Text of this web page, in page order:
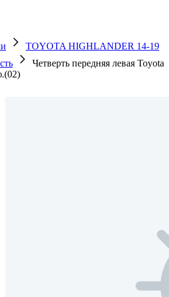
TOYOTA HIGHLANDER 14-19
Четверть передняя левая Toyota